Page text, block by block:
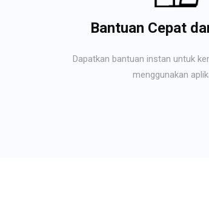
Bantuan Cepat
Dapatkan bantuan instan untuk
menggunakan